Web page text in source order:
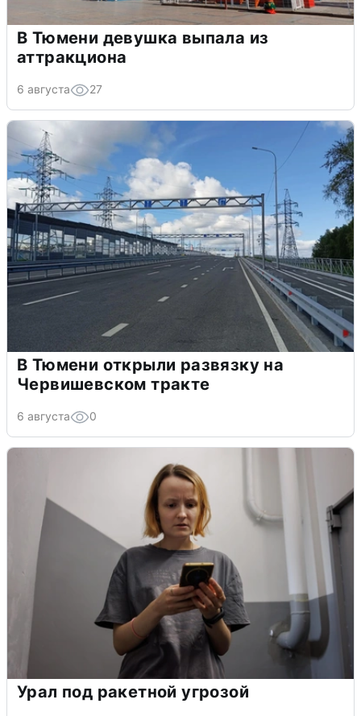
В Тюмени девушка выпала из
аттракциона
6 августа 27
В Тюмени открыли развязку на
Червишевском тракте
6 августа 0
Урал под ракетной угрозой